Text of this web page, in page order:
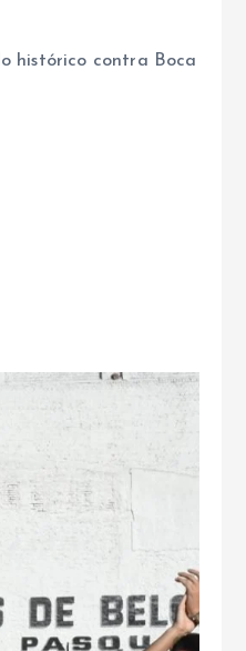
histórico contra Boca